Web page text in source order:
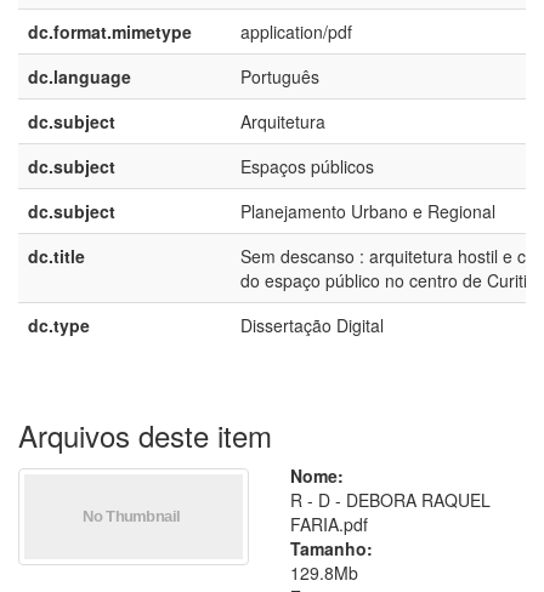
dc.format.mimetype
application/pdf
dc.language
Português
dc.subject
Arquitetura
dc.subject
Espaços públicos
dc.subject
Planejamento Urbano e Regional
dc.title
Sem descanso : arquitetura hostil e
do espaço público no centro de
dc.type
Dissertação Digital
Arquivos deste item
Nome:
R - D - DEBORA RAQUEL
FARIA.pdf
Tamanho:
129.8Mb